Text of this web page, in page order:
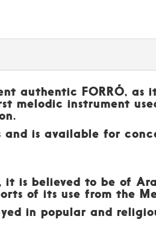
authentic FORRÓ,
melodic instrument
is available for
it is believed to be of
of its use from the
in popular and